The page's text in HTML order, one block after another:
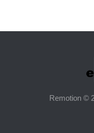
Remotion ©